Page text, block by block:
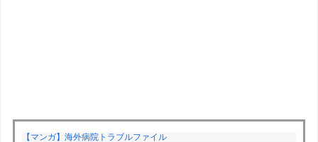
【マンガ】海外病院トラブルファイル